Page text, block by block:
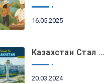
16.05.2025
Казахстан Стал Топовым Направлением Для Туристов Из ОАЭ Во Время Ораза-Айта
20.03.2024